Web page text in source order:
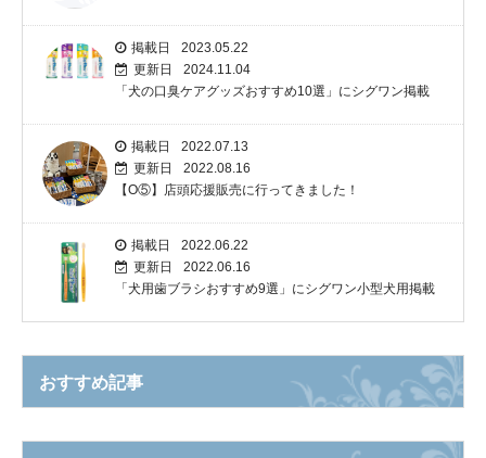
掲載日
2023.05.22
更新日
2024.11.04
「犬の口臭ケアグッズおすすめ10選」にシグワン掲載
掲載日
2022.07.13
更新日
2022.08.16
【O⑤】店頭応援販売に行ってきました！
掲載日
2022.06.22
更新日
2022.06.16
「犬用歯ブラシおすすめ9選」にシグワン小型犬用掲載
おすすめ記事